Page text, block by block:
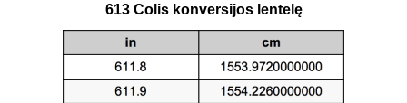
613 Colis konversijos lentelę